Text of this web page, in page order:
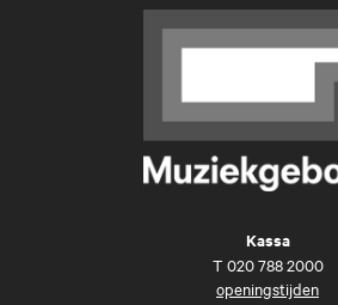
Kassa
T 020 788 2000
openingstijden